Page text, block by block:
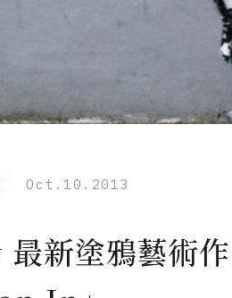
Oct.10.2013
新塗鴉藝術